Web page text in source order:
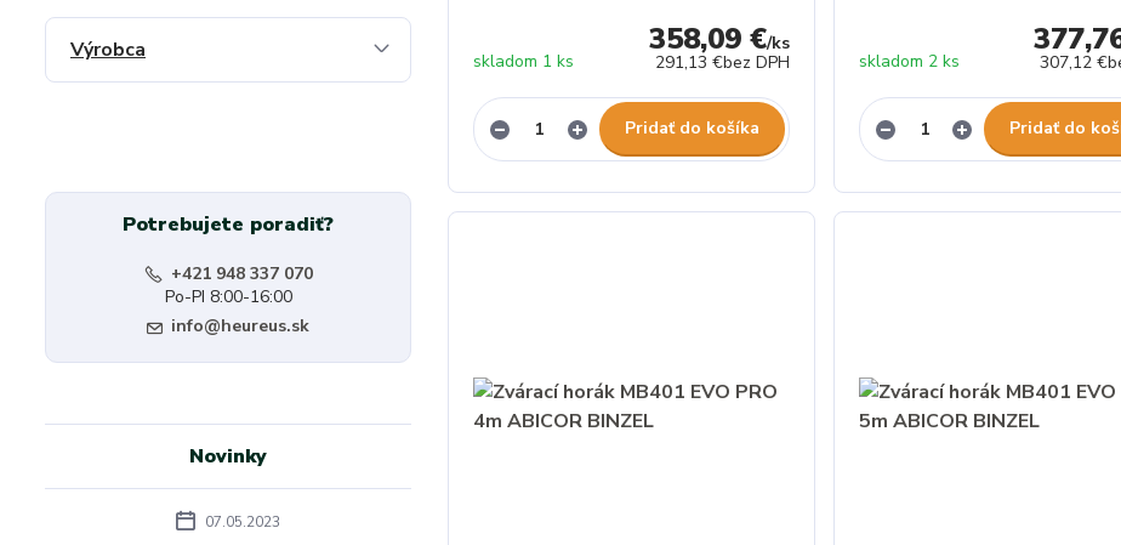
358,09 €/ks
291,13 €bez DPH
skladom 1 ks
Pridať do košíka
307,12 €
skladom 2 ks
Pridať do
Výrobca
Potrebujete poradiť?
+421 948 337 070
Po-PI 8:00-16:00
info@heureus.sk
Novinky
07.05.2023